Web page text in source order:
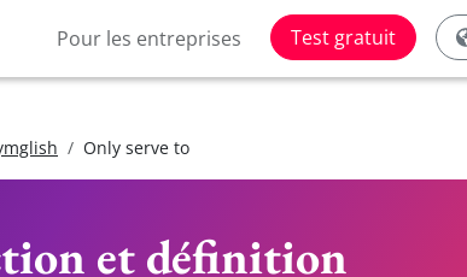
Pour les entreprises Test gratuit
Only serve to
et définition